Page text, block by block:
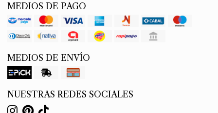
MEDIOS DE PAGO
MEDIOS DE ENVÍO
NUESTRAS REDES SOCIALES